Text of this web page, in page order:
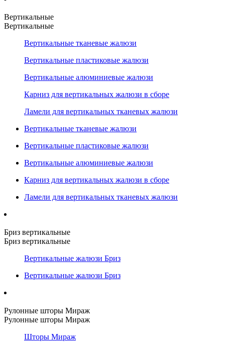
Вертикальные
Вертикальные
Вертикальные тканевые жалюзи
Вертикальные пластиковые жалюзи
Вертикальные алюминиевые жалюзи
Карниз для вертикальных жалюзи в сборе
Ламели для вертикальных тканевых жалюзи
Вертикальные тканевые жалюзи
Вертикальные пластиковые жалюзи
Вертикальные алюминиевые жалюзи
Карниз для вертикальных жалюзи в сборе
Ламели для вертикальных тканевых жалюзи
Бриз вертикальные
Бриз вертикальные
Вертикальные жалюзи Бриз
Вертикальные жалюзи Бриз
Рулонные шторы Мираж
Рулонные шторы Мираж
Шторы Мираж